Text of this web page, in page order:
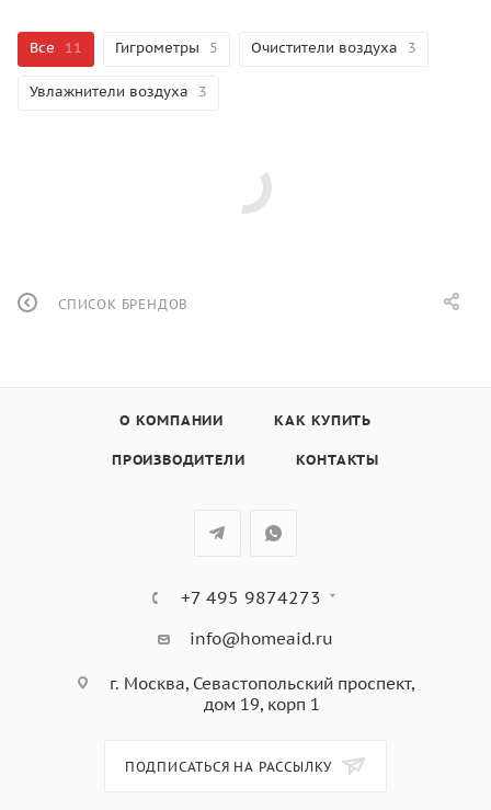
Все 11 Гигрометры 5 Очистители воздуха 3
Увлажнители воздуха 3
СПИСОК БРЕНДОВ
О КОМПАНИИ КАК КУПИТЬ
ПРОИЗВОДИТЕЛИ КОНТАКТЫ
+7 495 9874273
info@homeaid.ru
г. Москва, Севастопольский проспект,
дом 19, корп 1
ПОДПИСАТЬСЯ НА РАССЫЛКУ